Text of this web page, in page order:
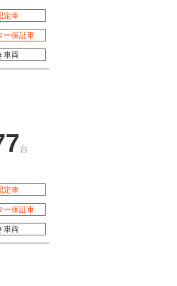
定車
ー保証車
車両
台
定車
ー保証車
車両